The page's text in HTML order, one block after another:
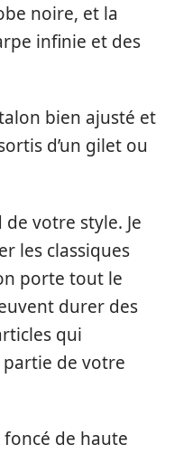
noire, et la
infinie et des
bien ajusté et
d’un gilet ou
votre style. Je
les classiques
porte tout le
durer des
qui
de votre
de haute